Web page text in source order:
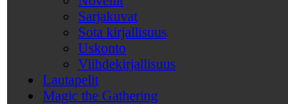
Sarjakuvat
Sota kirjallisuus
Uskonto
Viihdekirjallisuus
Lautapelit
Magic the Gathering